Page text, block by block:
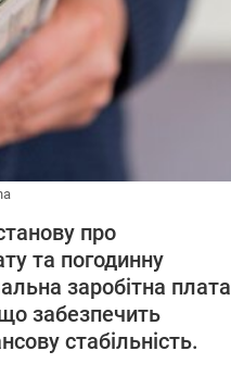
про
та погодинну
заробітна плата
забезпечить
стабільність.